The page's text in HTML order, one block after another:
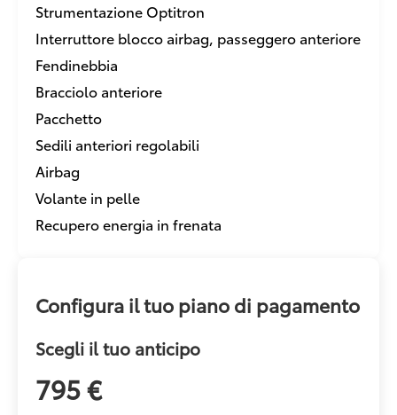
Strumentazione Optitron
Interruttore blocco airbag, passeggero anteriore
Fendinebbia
Bracciolo anteriore
Pacchetto
Sedili anteriori regolabili
Airbag
Volante in pelle
Recupero energia in frenata
Configura il tuo piano di pagamento
Scegli il tuo anticipo
795 €